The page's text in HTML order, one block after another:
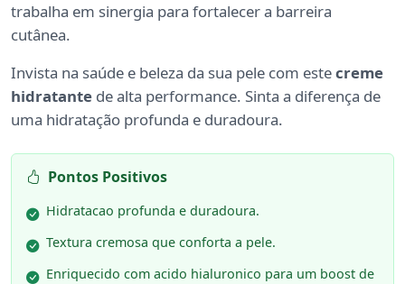
trabalha em sinergia para fortalecer a barreira
cutânea.
Invista na saúde e beleza da sua pele com estecreme
hidratante de alta performance. Sinta a diferença de
uma hidratação profunda e duradoura.
Pontos Positivos
Hidratacao profunda e duradoura.
Textura cremosa que conforta a pele.
Enriquecido com acido hialuronico para um boost de